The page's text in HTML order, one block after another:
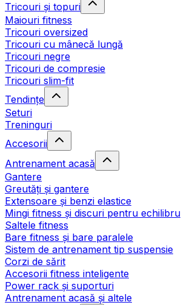
Tricouri și topuri
Maiouri fitness
Tricouri oversized
Tricouri cu mânecă lungă
Tricouri negre
Tricouri de compresie
Tricouri slim-fit
Tendințe
Seturi
Treninguri
Accesorii
Antrenament acasă
Gantere
Greutăți și gantere
Extensoare și benzi elastice
Mingi fitness și discuri pentru echilibru
Saltele fitness
Bare fitness și bare paralele
Sistem de antrenament tip suspensie
Corzi de sărit
Accesorii fitness inteligente
Power rack și suporturi
Antrenament acasă și altele